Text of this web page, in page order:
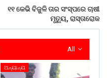
୧୧ କେଭି ବିଜୁଳି ତାର ସଂସ୍ପରେ ଚାଷୀ
ମୃତୁ୍ୟ, ରାସ୍ତାରୋକ
All
ଅନ୍ୟାନ୍ୟ